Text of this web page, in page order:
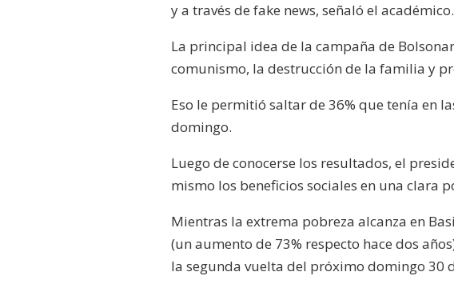
y a través de fake news, señaló el académico.
La principal idea de la campaña de
comunismo, la destrucción de la familia y
Eso le permitió saltar de 36% que tenía en
domingo.
Luego de conocerse los resultados, el
mismo los beneficios sociales en una clara
Mientras la extrema pobreza alcanza en
(un aumento de 73% respecto hace dos
la segunda vuelta del próximo domingo 30